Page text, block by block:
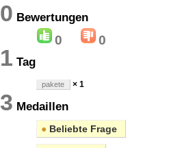
0 Bewertungen
0 0
1 Tag
pakete × 1
3 Medaillen
● Beliebte Frage